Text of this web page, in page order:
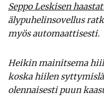
Seppo Leskisen
älypuhelinsovellus
myös automaattisesti.
Heikin mainitsema
koska hiilen
olennaisesti puun